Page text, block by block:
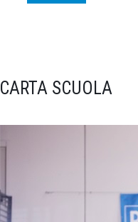
CARTA SCUOLA